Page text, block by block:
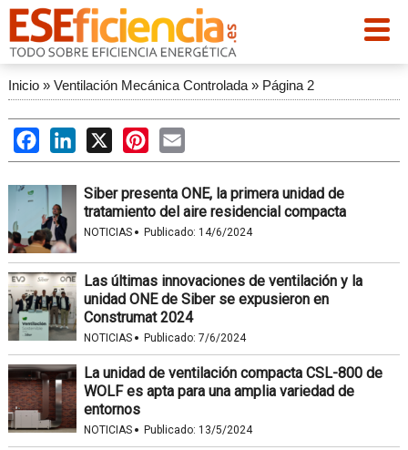
Inicio» Ventilación Mecánica Controlada» Página 2
FacebookLinkedIn
X PinterestEmail
Siber presenta ONE, la primera unidad de
tratamiento del aire residencial compacta
NOTICIAS · Publicado: 14/6/2024
Las últimas innovaciones de ventilación y la
unidad ONE de Siber se expusieron en
Construmat 2024
NOTICIAS · Publicado: 7/6/2024
La unidad de ventilación compacta CSL-800 de
WOLF es apta para una amplia variedad de
entornos
NOTICIAS · Publicado: 13/5/2024